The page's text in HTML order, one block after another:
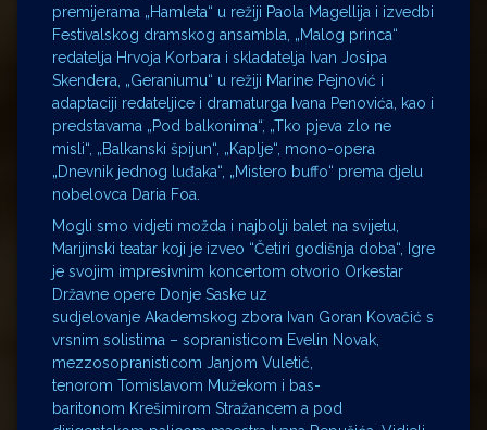
premijerama „Hamleta“ u režiji Paola Magellija i izvedbi
Festivalskog dramskog ansambla, „Malog princa“
redatelja Hrvoja Korbara i skladatelja Ivan Josipa
Skendera, „Geraniumu“ u režiji Marine Pejnović i
adaptaciji redateljice i dramaturga Ivana Penovića, kao i
predstavama „Pod balkonima“, „Tko pjeva zlo ne
misli“, „Balkanski špijun“, „Kaplje“, mono-opera
„Dnevnik jednog luđaka“, „Mistero buffo“ prema djelu
nobelovca Daria Foa.
Mogli smo vidjeti možda i najbolji balet na svijetu,
Marijinski teatar koji je izveo “Četiri godišnja doba“, Igre
je svojim impresivnim koncertom otvorio Orkestar
Državne opere Donje Saske uz
sudjelovanje Akademskog zbora Ivan Goran Kovačić s
vrsnim solistima – sopranisticom Evelin Novak,
mezzosopranisticom Janjom Vuletić,
tenorom Tomislavom Mužekom i bas-
baritonom Krešimirom Stražancem a pod